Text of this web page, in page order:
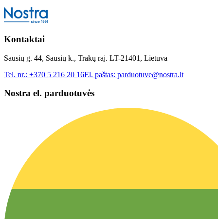
Kontaktai
Sausių g. 44, Sausių k., Trakų raj. LT-21401, Lietuva
Tel. nr.: +370 5 216 20 16El. paštas: parduotuve@nostra.lt
Nostra el. parduotuvės